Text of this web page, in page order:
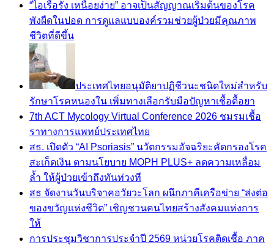
“ไอเรื้อรัง เหนื่อยง่าย” อาจเป็นสัญญาณเริ่มต้นของโรค
พังผืดในปอด การดูแลแบบองค์รวมช่วยผู้ป่วยมีคุณภาพ
ชีวิตที่ดีขึ้น
ประเทศไทยอนุมัติยาปฏิชีวนะชนิดใหม่สำหรับ
รักษาโรคหนองใน เพิ่มทางเลือกรับมือปัญหาเชื้อดื้อยา
7th ACT Mycology Virtual Conference 2026 ชมรมเชื้อ
ราทางการแพทย์ประเทศไทย
สธ. เปิดตัว “AI Psoriasis” นวัตกรรมอัจฉริยะคัดกรองโรค
สะเก็ดเงิน ตามนโยบาย MOPH PLUS+ ลดความเหลื่อม
ล้ำ ให้ผู้ป่วยเข้าถึงทันท่วงที
สธ จัดงานวันบริจาคอวัยวะโลก ผนึกภาคีเครือข่าย “ส่งต่อ
ของขวัญแห่งชีวิต” เชิญชวนคนไทยสร้างสังคมแห่งการ
ให้
การประชุมวิชาการประจำปี 2569 หน่วยโรคติดเชื้อ ภาค